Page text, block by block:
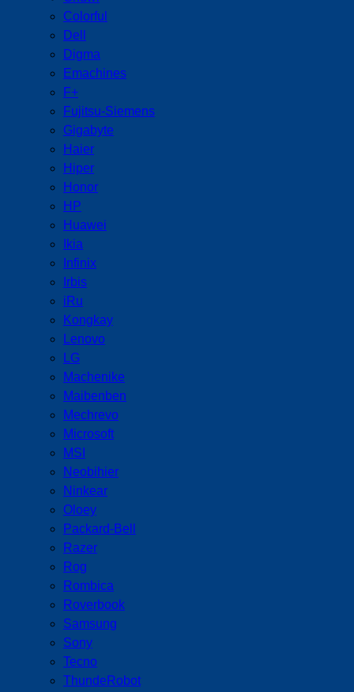
Colorful
Dell
Digma
Emachines
F+
Fujitsu-Siemens
Gigabyte
Haier
Hiper
Honor
HP
Huawei
Ikia
Infinix
Irbis
iRu
Kongkay
Lenovo
LG
Machenike
Maibenben
Mechrevo
Microsoft
MSI
Neobihier
Ninkear
Oloey
Packard-Bell
Razer
Rog
Rombica
Roverbook
Samsung
Sony
Tecno
ThundeRobot